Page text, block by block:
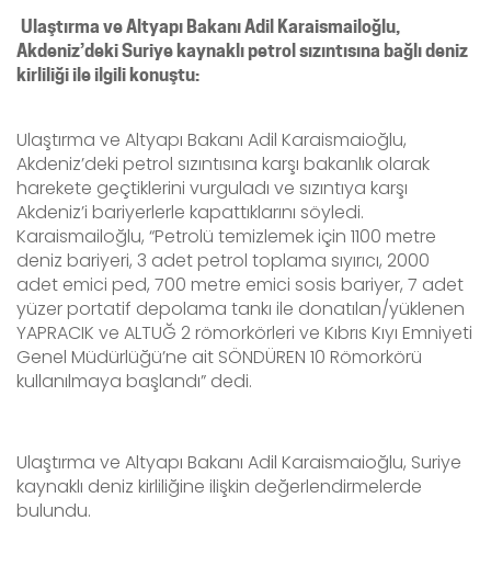
Ulaştırma ve Altyapı Bakanı Adil Karaismailoğlu,
Akdeniz’deki Suriye kaynaklı petrol sızıntısına bağlı deniz
kirliliği ile ilgili konuştu:
Ulaştırma ve Altyapı Bakanı Adil Karaismaioğlu,
Akdeniz’deki petrol sızıntısına karşı bakanlık olarak
harekete geçtiklerini vurguladı ve sızıntıya karşı
Akdeniz’i bariyerlerle kapattıklarını söyledi.
Karaismailoğlu, “Petrolü temizlemek için 1100 metre
deniz bariyeri, 3 adet petrol toplama sıyırıcı, 2000
adet emici ped, 700 metre emici sosis bariyer, 7 adet
yüzer portatif depolama tankı ile donatılan/yüklenen
YAPRACIK ve ALTUĞ 2 römorkörleri ve Kıbrıs Kıyı Emniyeti
Genel Müdürlüğü’ne ait SÖNDÜREN 10 Römorkörü
kullanılmaya başlandı” dedi.
Ulaştırma ve Altyapı Bakanı Adil Karaismaioğlu, Suriye
kaynaklı deniz kirliliğine ilişkin değerlendirmelerde
bulundu.